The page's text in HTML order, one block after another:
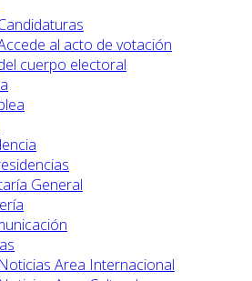
al acto de votación
cuerpo electoral
General
Noticias Area Internacional